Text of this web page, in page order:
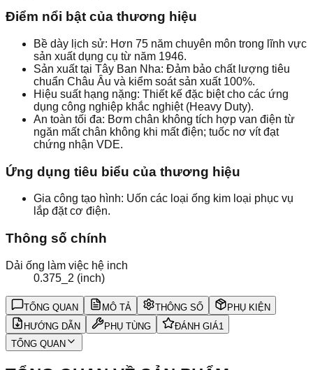
Điểm nổi bật của thương hiệu
Bề dày lịch sử: Hơn 75 năm chuyên môn trong lĩnh vực
sản xuất dụng cụ từ năm 1946.
Sản xuất tại Tây Ban Nha: Đảm bảo chất lượng tiêu
chuẩn Châu Âu và kiểm soát sản xuất 100%.
Hiệu suất hạng nặng: Thiết kế đặc biệt cho các ứng
dụng công nghiệp khắc nghiệt (Heavy Duty).
An toàn tối đa: Bơm chân không tích hợp van điện từ
ngăn mất chân không khi mất điện; tuốc nơ vít đạt
chứng nhận VDE.
Ứng dụng tiêu biểu của thương hiệu
Gia công tạo hình: Uốn các loại ống kim loại phục vụ
lắp đặt cơ điện.
Thông số chính
Dải ống làm việc hệ inch
0.375_2 (inch)
TỔNG QUAN MÔ TẢ THÔNG SỐ
PHỤ KIỆN
HƯỚNG DẪN
PHỤ TÙNG ĐÁNH GIÁ1
TỔNG QUAN